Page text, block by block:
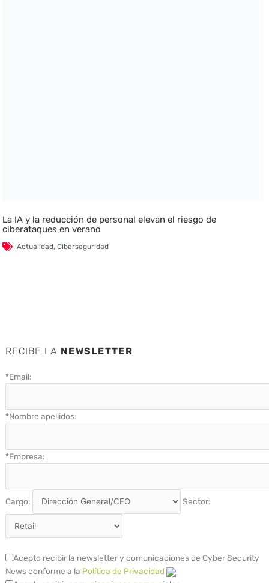
La IA y la reducción de personal elevan el riesgo de
ciberataques en verano
Actualidad,Ciberseguridad
RECIBE LA NEWSLETTER
*Email:
*Nombre apellidos:
*Empresa:
Cargo: Sector:
Acepto recibir la newsletter y comunicaciones de Cyber Security
News conforme a la Política de Privacidad